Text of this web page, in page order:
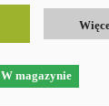
W magazynie